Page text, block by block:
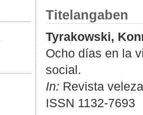
Titelangaben
Tyrakowski,
Ocho días en la
social.
In: Revista
ISSN 1132-7693